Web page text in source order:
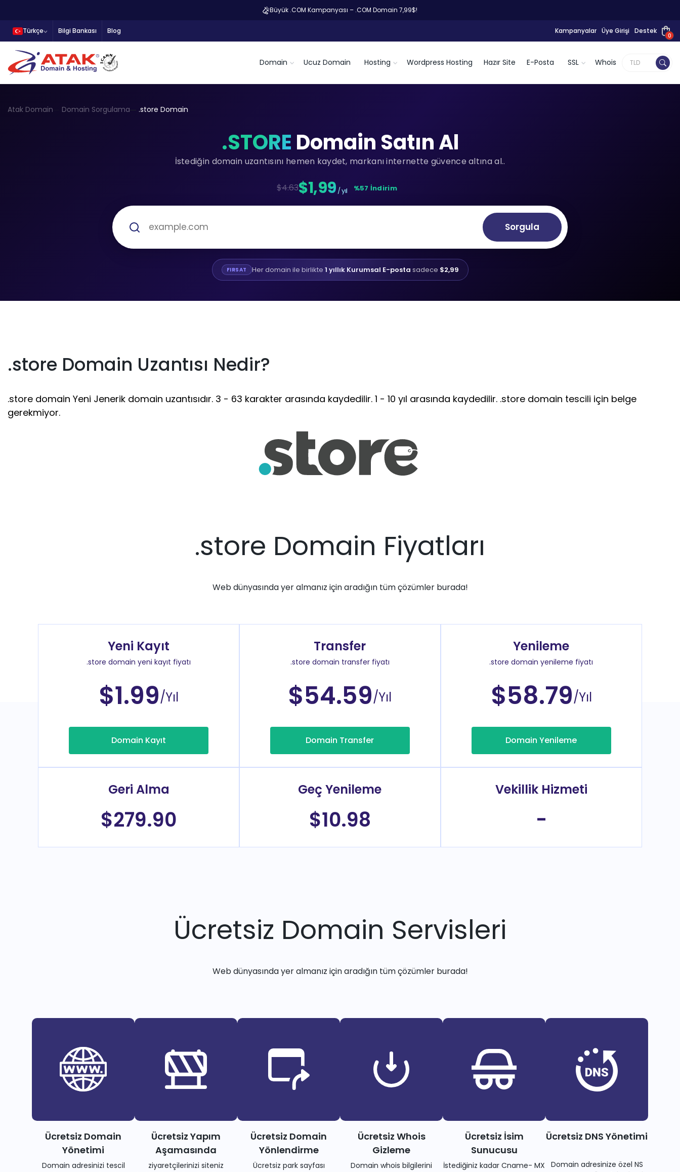
Büyük .COM Kampanyası – .COM Domain 7,99$!
Türkçe Bilgi Bankası Blog Kampanyalar Üye Girişi Destek
0
Domain Ucuz Domain Hosting Wordpress Hosting Hazır Site E-Posta SSL Whois
Atak Domain Domain Sorgulama .store Domain
.STORE Domain Satın Al
İstediğin domain uzantısını hemen kaydet, markanı internette güvence altına al..
$4.63$1,99 / yıl %57 İndirim
Sorgula
FIRSAT Her domain ile birlikte 1 yıllık Kurumsal E-posta sadece $2,99
.store Domain Uzantısı Nedir?
.store domain Yeni Jenerik domain uzantısıdır. 3 - 63 karakter arasında kaydedilir. 1 - 10 yıl arasında kaydedilir. .store domain tescili için belge
gerekmiyor.
.store Domain Fiyatları
Web dünyasında yer almanız için aradığın tüm çözümler burada!
Yeni Kayıt
.store domain yeni kayıt fiyatı
$1.99/Yıl
Domain Kayıt
Transfer
.store domain transfer fiyatı
$54.59/Yıl
Domain Transfer
Yenileme
.store domain yenileme fiyatı
$58.79/Yıl
Domain Yenileme
Geri Alma
$279.90
Geç Yenileme
$10.98
Vekillik Hizmeti
-
Ücretsiz Domain Servisleri
Web dünyasında yer almanız için aradığın tüm çözümler burada!
Ücretsiz Domain
Yönetimi
Domain adresinizi tescil
Ücretsiz Yapım
Aşamasında
ziyaretçilerinizi siteniz
Ücretsiz Domain
Yönlendirme
Ücretsiz park sayfası
Ücretsiz Whois
Gizleme
Domain whois bilgilerini
Ücretsiz İsim
Sunucusu
İstediğiniz kadar Cname- MX
Ücretsiz DNS Yönetimi
Domain adresinize özel NS